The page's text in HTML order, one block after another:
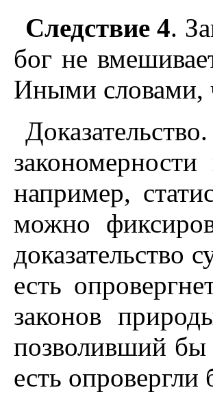
Следствие 4.
бог не
Иными словами,
например,
можно
доказательство
есть
законов
позволивший бы
есть